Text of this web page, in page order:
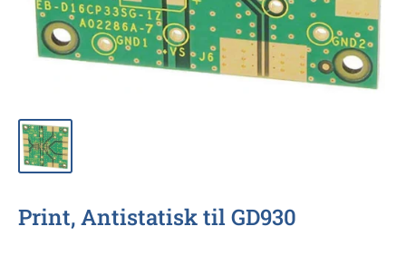
Print, Antistatisk til GD930